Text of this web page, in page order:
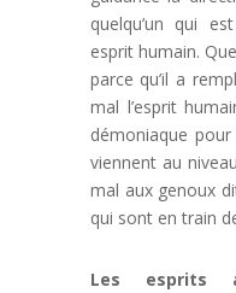
quelqu’un qui
esprit humain.
parce qu’il a
mal l’esprit
démoniaque
viennent au
mal aux genoux
qui sont en train
Les esprits